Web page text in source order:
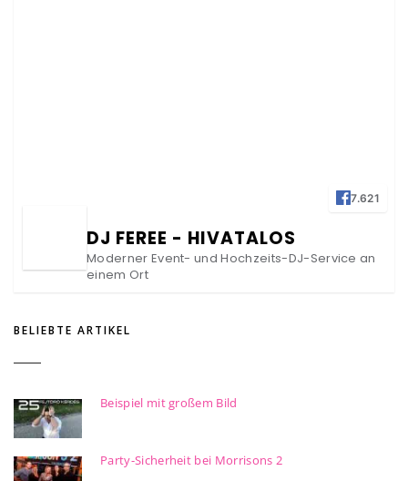
7.621
DJ FEREE - HIVATALOS
Moderner Event- und Hochzeits-DJ-Service an
einem Ort
BELIEBTE ARTIKEL
Beispiel mit großem Bild
Party-Sicherheit bei Morrisons 2